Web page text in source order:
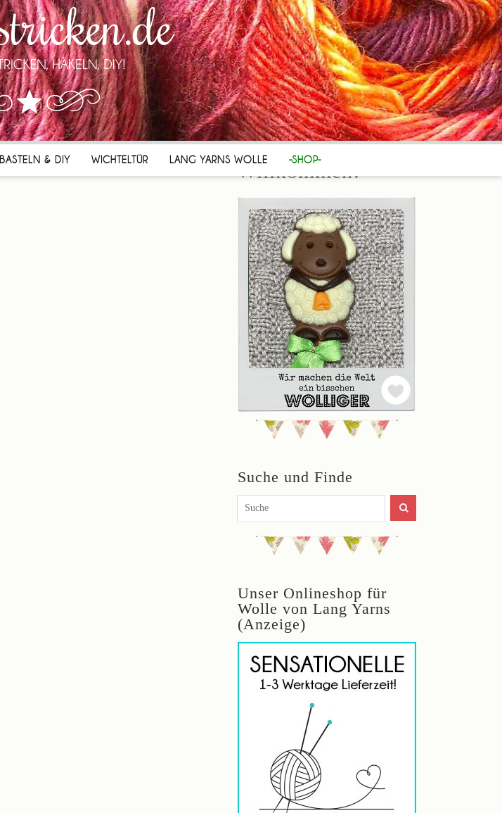
BASTELN & DIY WICHTELTÜR LANG YARNS WOLLE -SHOP-
Herzlich
Willkommen!
Suche und Finde
Unser Onlineshop für
Wolle von Lang Yarns
(Anzeige)